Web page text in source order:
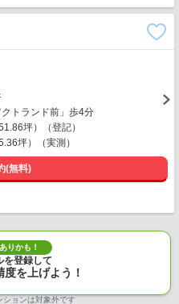
トランド前」歩4分
坪）（登記）
坪）（実測）
(無料)
りかも！
を登録して
を上げよう！
ョンは対象外です